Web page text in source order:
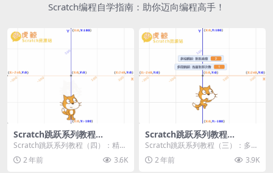
Scratch编程自学指南：助你迈向编程高手！
Scratch跳跃系列教程
（四）：精准着陆
Scratch跳跃系列教程（四）：精准
着陆 作者：小虎鲸Scratch资源站
... 2 年前 3.6K
Scratch跳跃系列教程
（三）：多段跳跃
Scratch跳跃系列教程（三）：多段
跳跃 作者：小虎鲸Scratch资源站
连...2 年前 3.9K